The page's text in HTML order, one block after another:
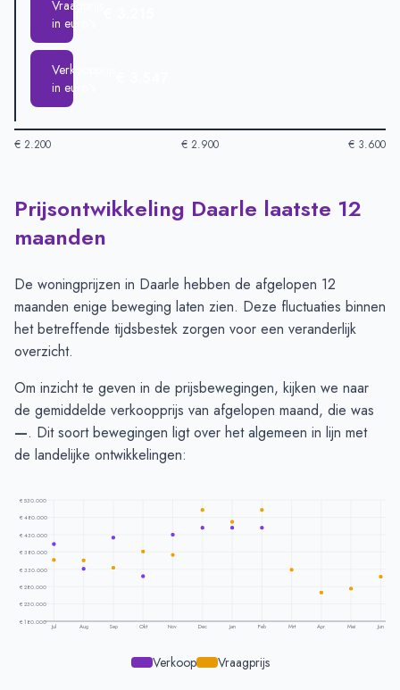
Vraagprijs
in euro's
Verkoopprijs
in euro's
€ 2.200 € 2.900 € 3.600
Huizenprijzen in Daarle per m2-Afgelopen 3 maanden (per
Vraagprijs in euro's
Prijsontwikkeling Daarle laatste 12
maanden
De woningprijzen in Daarle hebben de afgelopen 12
maanden enige beweging laten zien. Deze fluctuaties binnen
het betreffende tijdsbestek zorgen voor een veranderlijk
overzicht.
Om inzicht te geven in de prijsbewegingen, kijken we naar
de gemiddelde verkoopprijs van afgelopen maand, die was
—. Dit soort bewegingen ligt over het algemeen in lijn met
de landelijke ontwikkelingen:
€ 530.000
€ 480.000
€ 430.000
€ 380.000
€ 330.000
€ 280.000
€ 230.000
€ 180.000
Jul Aug Sep Okt Nov Dec Jan Feb Mrt Apr Mei Jun
Verkoop Vraagprijs